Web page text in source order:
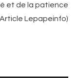
et de la patience
Lepapeinfo)